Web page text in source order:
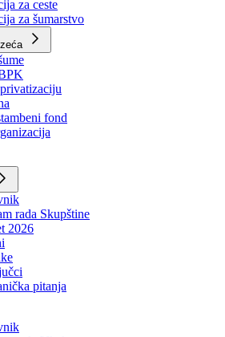
za robne rezerve
za ceste
za šumarstvo
fond
rada Skupštine
2026
pitanja